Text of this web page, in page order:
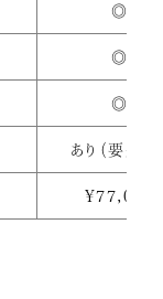
◎
◎
◎
あり（要条件
¥77,000